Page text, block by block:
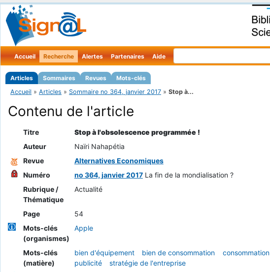
Accueil Recherche
Articles Sommaires Revues Mots-clés
Alertes Partenaires Aide
Accueil » Articles » Sommaire no 364, janvier 2017 » Stop à...
Contenu de l'article
Titre
Stop à l'obsolescence programmée !
Auteur
Naïri Nahapétia
Revue
Alternatives Economiques
Numéro
no 364, janvier 2017 La fin de la mondialisation ?
Rubrique /
Thématique
Actualité
Page
54
Mots-clés
(organismes)
Apple
Mots-clés
(matière)
bien d'équipement bien de consommation consommation
publicité
stratégie de l'entreprise